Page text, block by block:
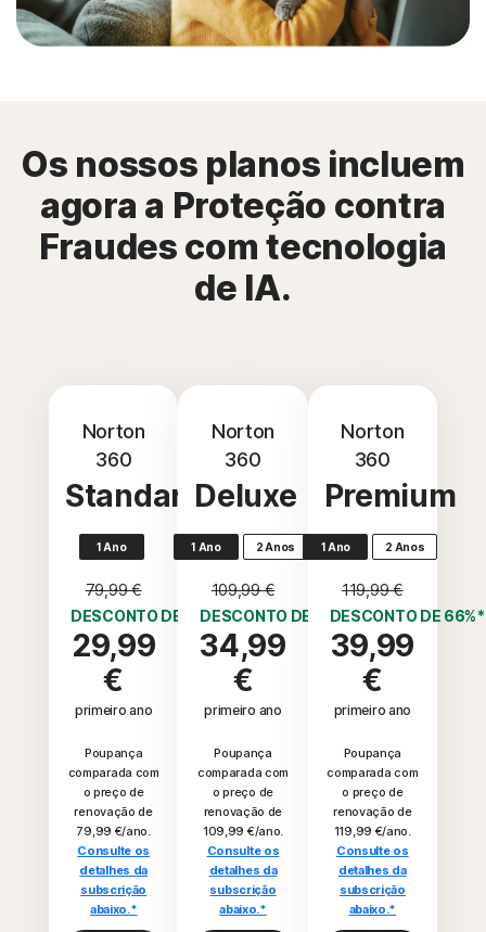
Os nossos planos incluem
agora a Proteção contra
Fraudes com tecnologia
de IA.
Norton
360
Standard
1 Ano
79,99 €
DESCONTO DE 62%*
29,99
€
primeiro ano
Poupança
comparada com
o preço de
renovação de
79,99 €/ano.
Consulte os
detalhes da
subscrição
abaixo.*
Norton
360
Deluxe
1 Ano 2 Anos
109,99 €
DESCONTO DE 68%*
34,99
€
primeiro ano
Poupança
comparada com
o preço de
renovação de
109,99 €/ano.
Consulte os
detalhes da
subscrição
abaixo.*
Norton
360
Premium
1 Ano 2 Anos
119,99 €
DESCONTO DE 66%*
39,99
€
primeiro ano
Poupança
comparada com
o preço de
renovação de
119,99 €/ano.
Consulte os
detalhes da
subscrição
abaixo.*